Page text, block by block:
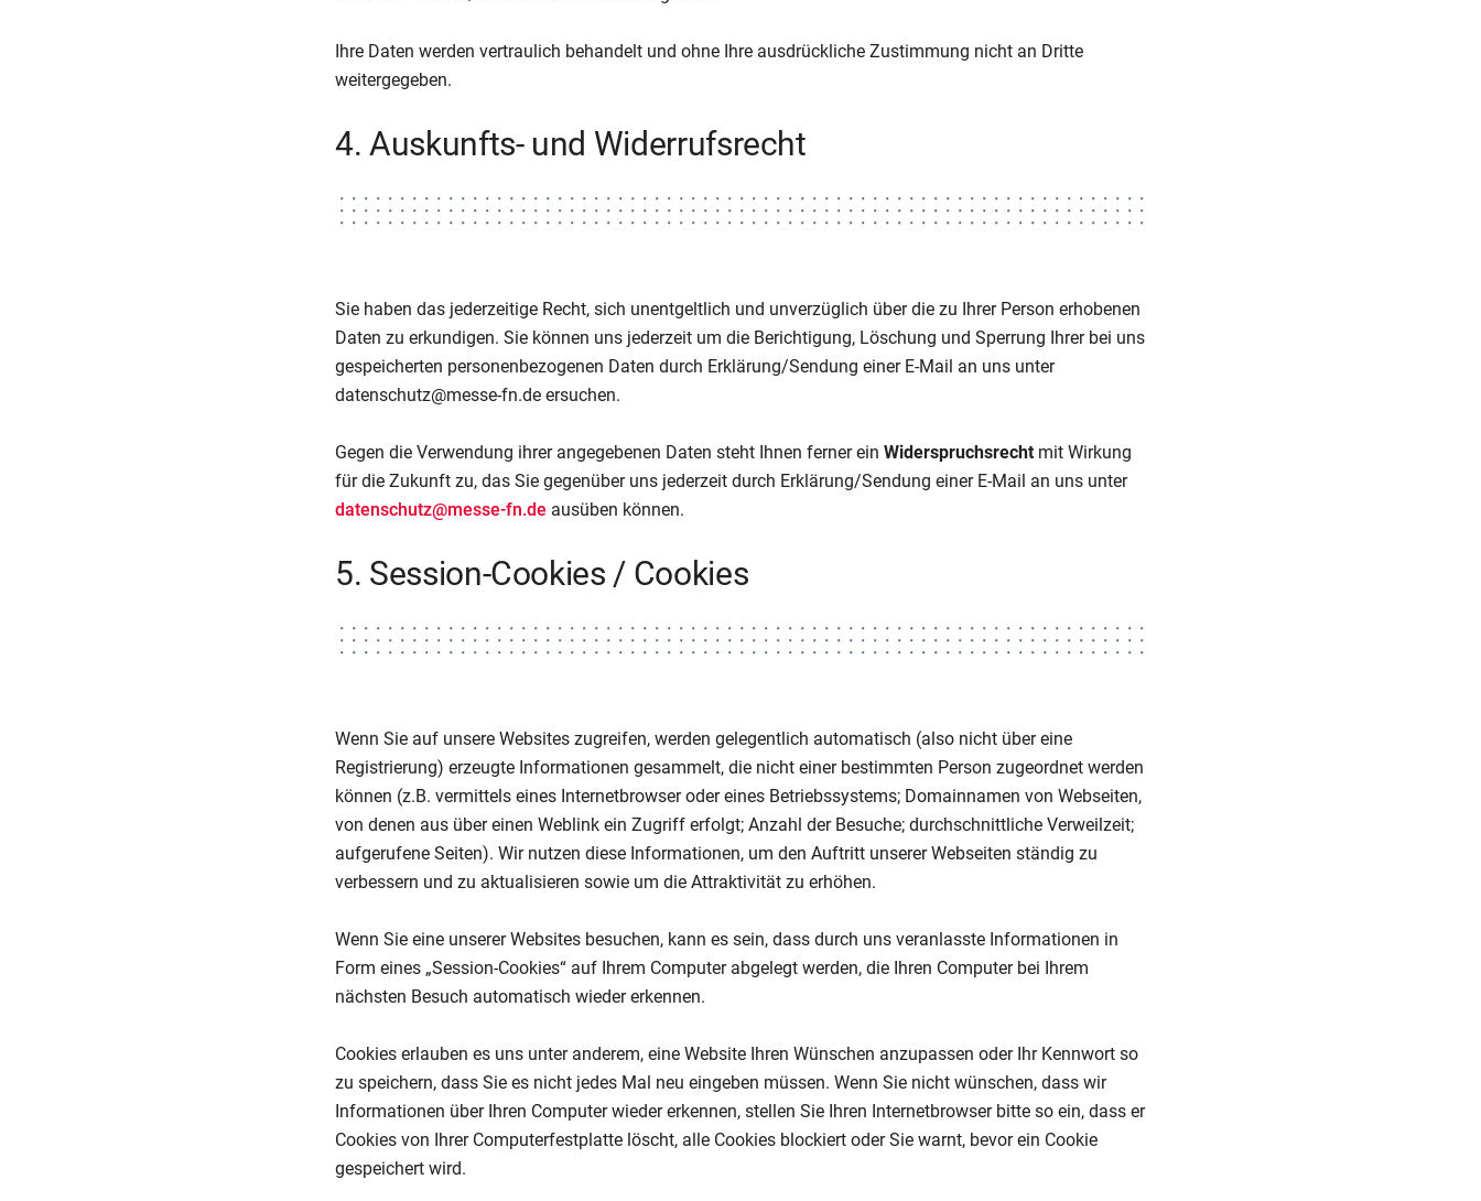
Ihre Daten werden vertraulich behandelt und ohne Ihre ausdrückliche Zustimmung nicht an Dritte
weitergegeben.
4. Auskunfts- und Widerrufsrecht
Sie haben das jederzeitige Recht, sich unentgeltlich und unverzüglich über die zu Ihrer Person erhobenen
Daten zu erkundigen. Sie können uns jederzeit um die Berichtigung, Löschung und Sperrung Ihrer bei uns
gespeicherten personenbezogenen Daten durch Erklärung/Sendung einer E-Mail an uns unter
datenschutz@messe-fn.de ersuchen.
Gegen die Verwendung ihrer angegebenen Daten steht Ihnen ferner ein Widerspruchsrecht mit Wirkung
für die Zukunft zu, das Sie gegenüber uns jederzeit durch Erklärung/Sendung einer E-Mail an uns unter
datenschutz@messe-fn.de ausüben können.
5. Session-Cookies / Cookies
Wenn Sie auf unsere Websites zugreifen, werden gelegentlich automatisch (also nicht über eine
Registrierung) erzeugte Informationen gesammelt, die nicht einer bestimmten Person zugeordnet werden
können (z.B. vermittels eines Internetbrowser oder eines Betriebssystems; Domainnamen von Webseiten,
von denen aus über einen Weblink ein Zugriff erfolgt; Anzahl der Besuche; durchschnittliche Verweilzeit;
aufgerufene Seiten). Wir nutzen diese Informationen, um den Auftritt unserer Webseiten ständig zu
verbessern und zu aktualisieren sowie um die Attraktivität zu erhöhen.
Wenn Sie eine unserer Websites besuchen, kann es sein, dass durch uns veranlasste Informationen in
Form eines „Session-Cookies“ auf Ihrem Computer abgelegt werden, die Ihren Computer bei Ihrem
nächsten Besuch automatisch wieder erkennen.
Cookies erlauben es uns unter anderem, eine Website Ihren Wünschen anzupassen oder Ihr Kennwort so
zu speichern, dass Sie es nicht jedes Mal neu eingeben müssen. Wenn Sie nicht wünschen, dass wir
Informationen über Ihren Computer wieder erkennen, stellen Sie Ihren Internetbrowser bitte so ein, dass er
Cookies von Ihrer Computerfestplatte löscht, alle Cookies blockiert oder Sie warnt, bevor ein Cookie
gespeichert wird.